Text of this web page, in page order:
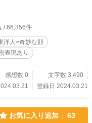
/ 66,356件
洋人=奇妙な顔
表現あり
感想数 0
文字数 3,490
登録日 2024.03.21
お気に入り追加 63